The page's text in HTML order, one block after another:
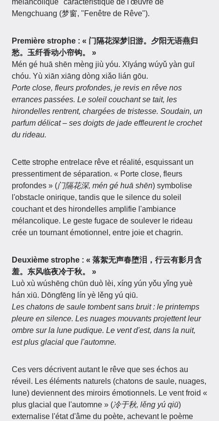
mélancolique" caractéristique de l'œuvre de
Mengchuang (梦窗, "Fenêtre de Rêve").
Première strophe : « 门隔花深梦旧游。夕阳无语燕归
愁。玉纤香动小帘钩。 »
Mén gé huā shēn mèng jiù yóu. Xīyáng wúyǔ yàn guī
chóu. Yù xiān xiāng dòng xiǎo lián gōu.
Porte close, fleurs profondes, je revis en rêve nos
errances passées. Le soleil couchant se tait, les
hirondelles rentrent, chargées de tristesse. Soudain, un
parfum délicat – ses doigts de jade effleurent le crochet
du rideau.
Cette strophe entrelace rêve et réalité, esquissant un
pressentiment de séparation. « Porte close, fleurs
profondes » (门隔花深, mén gé huā shēn) symbolise
l'obstacle onirique, tandis que le silence du soleil
couchant et des hirondelles amplifie l'ambiance
mélancolique. Le geste fugace de soulever le rideau
crée un tournant émotionnel, entre joie et chagrin.
Deuxième strophe : « 落絮无声春堕泪，行云有影月含
羞。东风临夜冷于秋。 »
Luò xù wúshēng chūn duò lèi, xíng yún yǒu yǐng yuè
hán xiū. Dōngfēng lín yè lěng yú qiū.
Les chatons de saule tombent sans bruit : le printemps
pleure en silence. Les nuages mouvants projettent leur
ombre sur la lune pudique. Le vent d'est, dans la nuit,
est plus glacial que l'automne.
Ces vers décrivent autant le rêve que ses échos au
réveil. Les éléments naturels (chatons de saule, nuages,
lune) deviennent des miroirs émotionnels. Le vent froid «
plus glacial que l'automne » (冷于秋, lěng yú qiū)
externalise l'état d'âme du poète, achevant le poème